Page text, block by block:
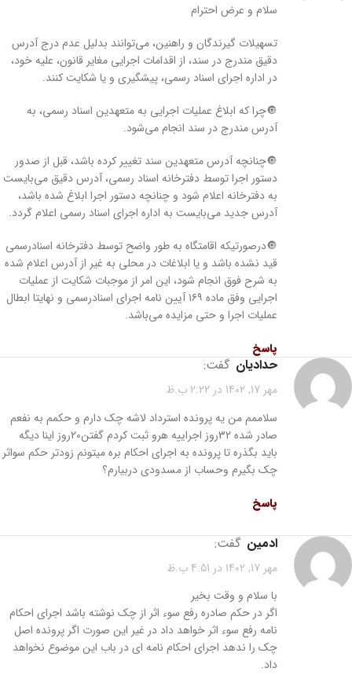
سلام و عرض احترام
تسهیلات گیرندگان و راهنین، می‌توانند بدليل عدم درج آدرس
دقيق مندرج در سند، از اقدامات اجرایی مغایر قانون، علیه خود،
در اداره اجرای اسناد رسمی، پیشگیری و یا شکایت کنند.
🔘چرا كه ابلاغ عملیات اجرایی به متعهدین اسناد رسمی، به
آدرس مندرج در سند انجام می‌شود.
🔘چنانچه آدرس متعهدین سند تغییر کرده باشد، قبل از صدور
دستور اجرا توسط دفترخانه اسناد رسمی، آدرس دقیق می‌بایست
به دفترخانه اعلام شود و چنانچه دستور اجرا ابلاغ شده باشد،
آدرس جدید می‌بایست به اداره اجرای اسناد رسمی اعلام گردد.
🔘درصورتیکه اقامتگاه به طور واضح توسط دفترخانه اسنادرسمی
قید نشده باشد و یا ابلاغات در محلی به غیر از آدرس اعلام شده
به شرح فوق انجام شود، این امر از موجبات شكايت از عملیات
اجرایی وفق ماده ۱۶۹ آیین نامه اجرای اسنادرسمی و نهايتا ابطال
عملیات اجرا و حتی مزايده می‌باشد.
پاسخ
حدادیان گفت:
مهر 17, 1402 در 2:22 ب.ظ
سلاممم من یه پرونده استرداد لاشه چک دارم و حکمم به نفعم
صادر شده 32روز اجراییه هرو ثبت کردم گفتن20روز اینا دیگه
باید بگذره تا پرونده به اجرای احکام بره میتونم زودتر حکم سواثر
چک بگیرم وحساب از مسدودی دربیارم؟
پاسخ
ادمین گفت:
مهر 17, 1402 در 4:51 ب.ظ
با سلام و وقت بخیر
اگر در حکم صادره رفع سوء اثر از چک نوشته باشد اجرای احکام
نامه رفع سوء اثر خواهد داد در غیر این صورت اگر پرونده اصل
چک را ندهد اجرای احکام نامه ای در باب این موضوع نخواهد
داد.